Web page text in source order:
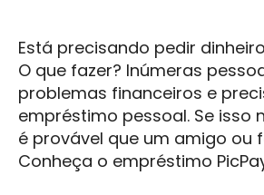
Está precisando pedir
O que fazer? Inúmeras
problemas financeiros e
empréstimo pessoal. Se isso
é provável que um amigo ou
Conheça o empréstimo